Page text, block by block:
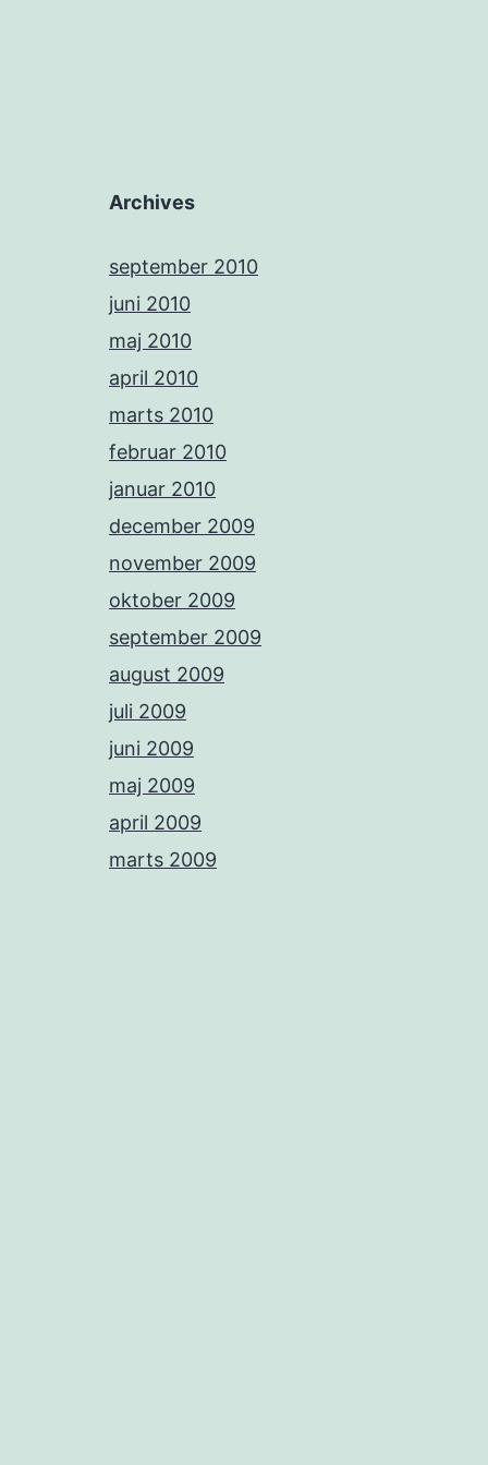
Archives
september 2010
juni 2010
maj 2010
april 2010
marts 2010
februar 2010
januar 2010
december 2009
november 2009
oktober 2009
september 2009
august 2009
juli 2009
juni 2009
maj 2009
april 2009
marts 2009